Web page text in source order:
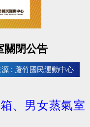
關閉公告
源 : 蘆竹國民運動中心
、男女蒸氣室